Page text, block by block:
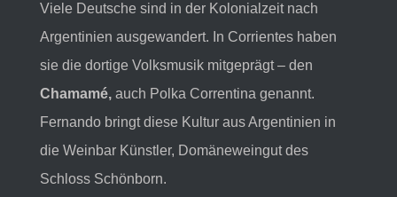
Viele Deutsche sind in der Kolonialzeit nach
Argentinien ausgewandert. In Corrientes haben
sie die dortige Volksmusik mitgeprägt – den
Chamamé, auch Polka Correntina genannt.
Fernando bringt diese Kultur aus Argentinien in
die Weinbar Künstler, Domäneweingut des
Schloss Schönborn.